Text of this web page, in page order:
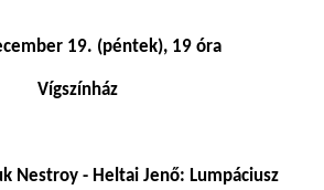
19. (péntek), 19 óra
Vígszínház
Nestroy - Heltai Jenő: Lumpáciusz